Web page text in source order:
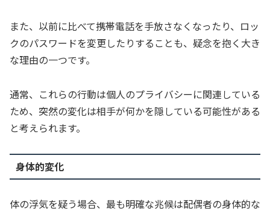
また、以前に比べて携帯電話を手放さなくなったり、ロッ
クのパスワードを変更したりすることも、疑念を抱く大き
な理由の一つです。
通常、これらの行動は個人のプライバシーに関連している
ため、突然の変化は相手が何かを隠している可能性がある
と考えられます。
身体的変化
体の浮気を疑う場合、最も明確な兆候は配偶者の身体的な